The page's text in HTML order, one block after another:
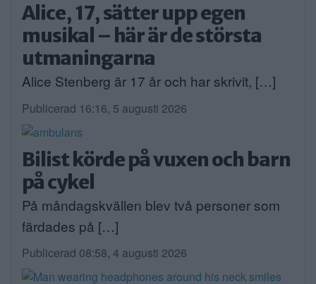
Alice, 17, sätter upp egen
musikal – här är de största
utmaningarna
Alice Stenberg är 17 år och har skrivit, […]
Publicerad 16:16, 5 augusti 2026
Bilist körde på vuxen och barn
på cykel
På måndagskvällen blev två personer som
färdades på […]
Publicerad 08:58, 4 augusti 2026